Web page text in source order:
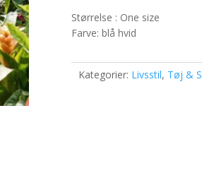
Størrelse : One size
Farve: blå hvid
Kategorier: Livsstil, Tøj &